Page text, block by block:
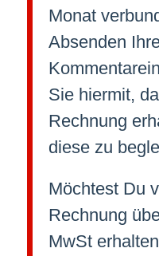
Monat
Absenden
Sie hiermit,
Rechnung
diese zu
Möchtest Du
Rechnung
MwSt